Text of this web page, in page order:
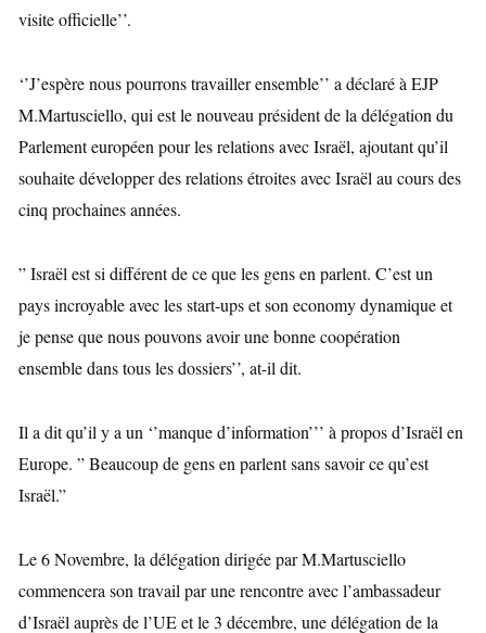
visite officielle’’.
‘’J’espère nous pourrons travailler ensemble’’ a déclaré à EJP
M.Martusciello, qui est le nouveau président de la délégation du
Parlement européen pour les relations avec Israël, ajoutant qu’il
souhaite développer des relations étroites avec Israël au cours des
cinq prochaines années.
” Israël est si différent de ce que les gens en parlent. C’est un
pays incroyable avec les start-ups et son economy dynamique et
je pense que nous pouvons avoir une bonne coopération
ensemble dans tous les dossiers’’, at-il dit.
Il a dit qu’il y a un ‘’manque d’information’’’ à propos d’Israël en
Europe. ” Beaucoup de gens en parlent sans savoir ce qu’est
Israël.”
Le 6 Novembre, la délégation dirigée par M.Martusciello
commencera son travail par une rencontre avec l’ambassadeur
d’Israël auprès de l’UE et le 3 décembre, une délégation de la